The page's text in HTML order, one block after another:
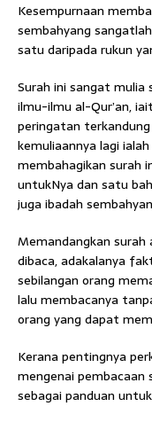
Kesempurnaan
sembahyang
satu daripada rukun
Surah ini sangat mulia
ilmu-ilmu al-Qur’an,
peringatan
kemuliaannya lagi ialah
membahagikan surah
untukNya dan satu
juga ibadah
Memandangkan
dibaca, adakalanya
sebilangan orang
lalu membacanya
orang yang dapat
Kerana pentingnya
mengenai pembacaan
sebagai panduan